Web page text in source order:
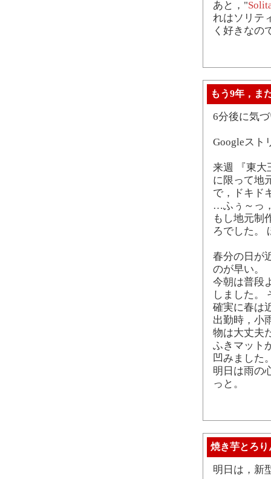
あと，"
れはソリテ
く好きなの
もう9年，ま
6分後に気
Googleスト
来週 『東大
に限って地
で，ドキド
…ふぅ～っ
もし地元制
ろでした。
春分の日が
のが早い。
今朝は普段
しました。
確実に春は
出勤時，小
物は大丈夫
ふきマット
凹みました
明日は雨の
っと。
焼き芋とろり
明日は，新